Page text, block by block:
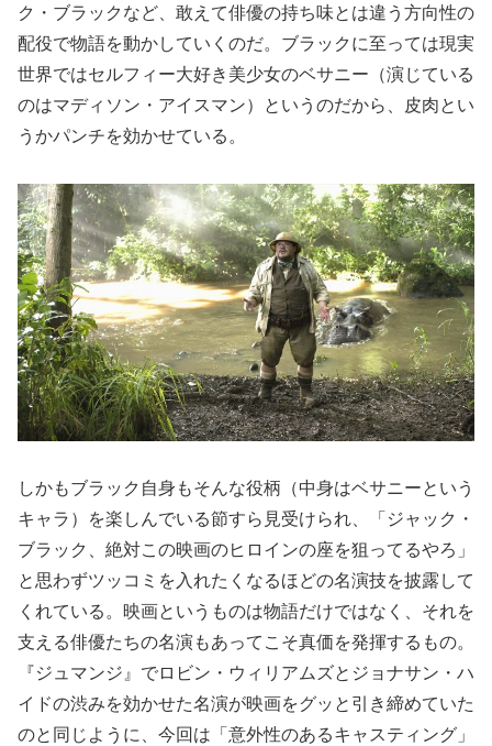
ク・ブラックなど、敢えて俳優の持ち味とは違う方向性の
配役で物語を動かしていくのだ。ブラックに至っては現実
世界ではセルフィー大好き美少女のベサニー（演じている
のはマディソン・アイスマン）というのだから、皮肉とい
うかパンチを効かせている。
しかもブラック自身もそんな役柄（中身はベサニーという
キャラ）を楽しんでいる節すら見受けられ、「ジャック・
ブラック、絶対この映画のヒロインの座を狙ってるやろ」
と思わずツッコミを入れたくなるほどの名演技を披露して
くれている。映画というものは物語だけではなく、それを
支える俳優たちの名演もあってこそ真価を発揮するもの。
『ジュマンジ』でロビン・ウィリアムズとジョナサン・ハ
イドの渋みを効かせた名演が映画をグッと引き締めていた
のと同じように、今回は「意外性のあるキャスティング」